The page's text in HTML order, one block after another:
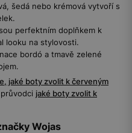
šedá nebo krémová vytvoří s
perfektním doplňkem k
looku na stylovosti.
bordó a tmavě zelené
jaké boty zvolit k červeným
jaké boty zvolit k
Wojas